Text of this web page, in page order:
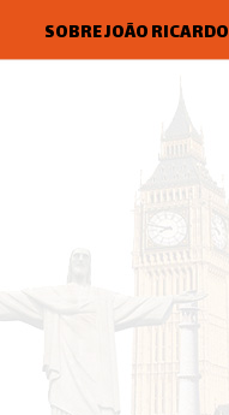
SOBRE JOÃO RICARDO